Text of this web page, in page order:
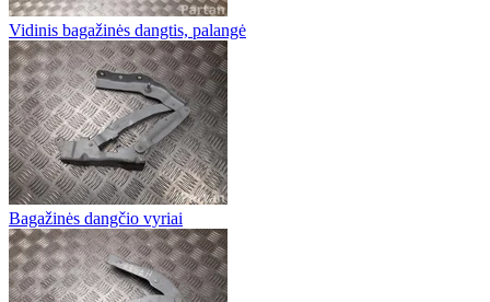
Vidinis bagažinės dangtis, palangė
Bagažinės dangčio vyriai